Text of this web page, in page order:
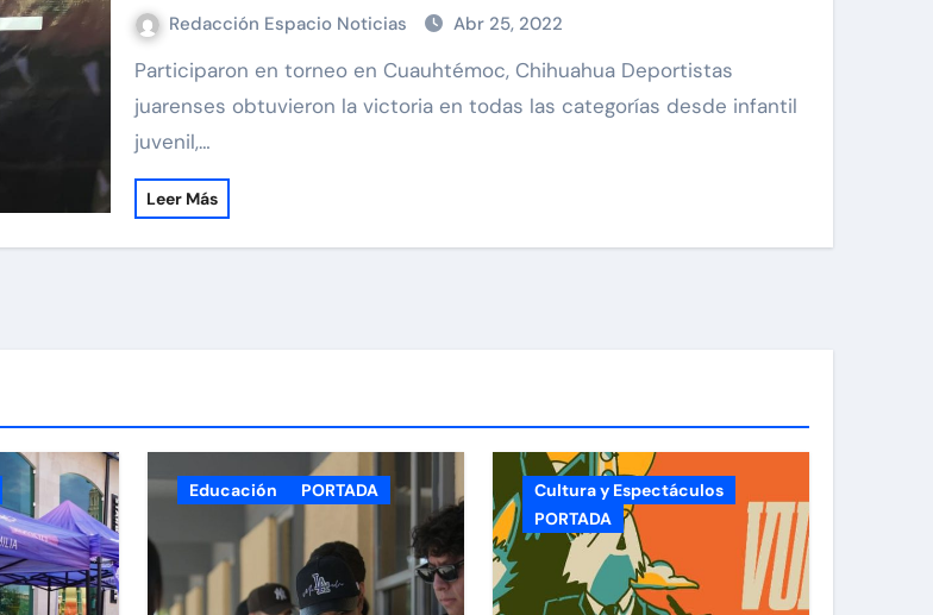
Redacción Espacio Noticias Abr 25, 2022
Participaron en torneo en Cuauhtémoc, Chihuahua Deportistas
juarenses obtuvieron la victoria en todas las categorías desde infantil
juvenil,…
Leer Más
Educación PORTADA
Cultura y Espectáculos
PORTADA